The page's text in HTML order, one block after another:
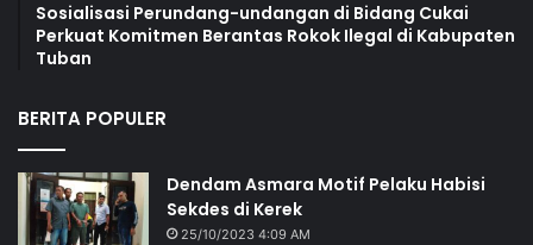
Sosialisasi Perundang-undangan di Bidang Cukai
Perkuat Komitmen Berantas Rokok Ilegal di Kabupaten
Tuban
BERITA POPULER
Dendam Asmara Motif Pelaku Habisi
Sekdes di Kerek
25/10/2023 4:09 AM